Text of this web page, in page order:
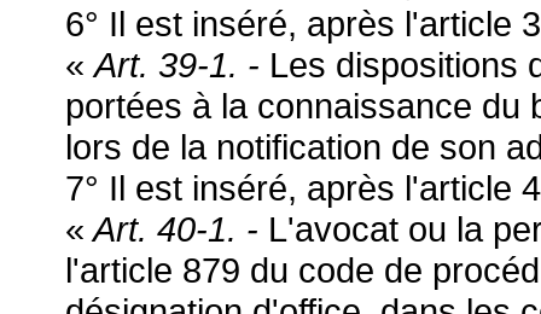
6° Il est inséré, après l'article
«Art. 39-1. - Les dispositions
portées à la connaissance du
lors de la notification de son
7° Il est inséré, après l'article
« Art. 40-1. - L'avocat ou la
l'article 879 du code de